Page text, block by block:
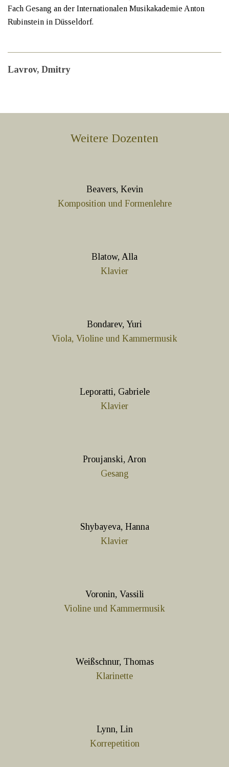
Fach Gesang an der Internationalen Musikakademie Anton
Rubinstein in Düsseldorf.
Lavrov, Dmitry
Weitere Dozenten
Beavers, Kevin
Komposition und Formenlehre
Blatow, Alla
Klavier
Bondarev, Yuri
Viola, Violine und Kammermusik
Leporatti, Gabriele
Klavier
Proujanski, Aron
Gesang
Shybayeva, Hanna
Klavier
Voronin, Vassili
Violine und Kammermusik
Weißschnur, Thomas
Klarinette
Lynn, Lin
Korrepetition